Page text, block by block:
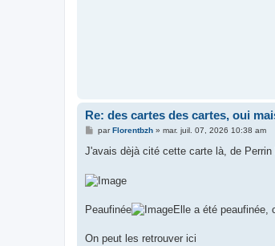
Re: des cartes des cartes, oui
M
s
g
e
parFlorentbzh» mar. juil. 07, 2026 10:38 am
J'avais dèjà cité cette carte là, de
Peaufinée Elle a été peaufinée,
On peut les retrouver ici